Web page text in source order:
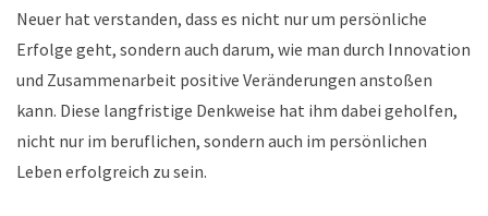
Neuer hat verstanden, dass es nicht nur um persönliche
Erfolge geht, sondern auch darum, wie man durch Innovation
und Zusammenarbeit positive Veränderungen anstoßen
kann. Diese langfristige Denkweise hat ihm dabei geholfen,
nicht nur im beruflichen, sondern auch im persönlichen
Leben erfolgreich zu sein.